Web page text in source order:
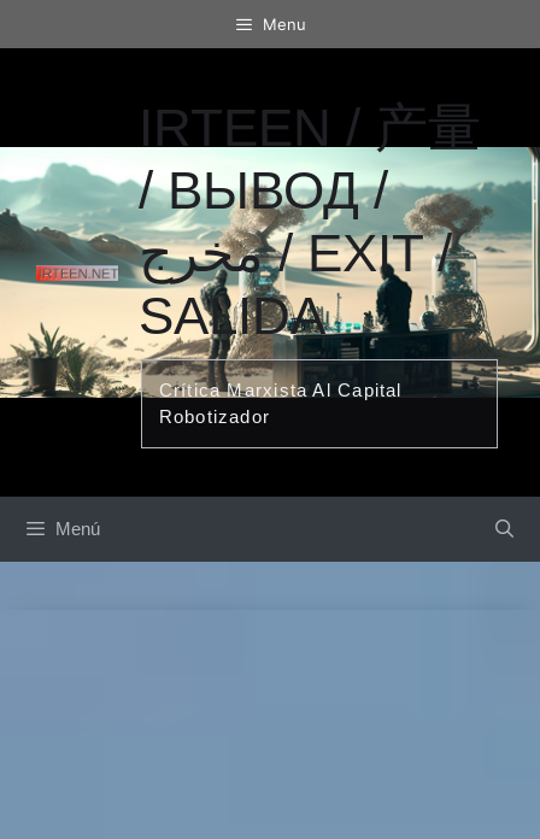
al
Menu
IRTEEN / 产量
/ ВЫВОД /
مخرج / EXIT /
SALIDA
Crítica Marxista Al Capital
Robotizador
Menú